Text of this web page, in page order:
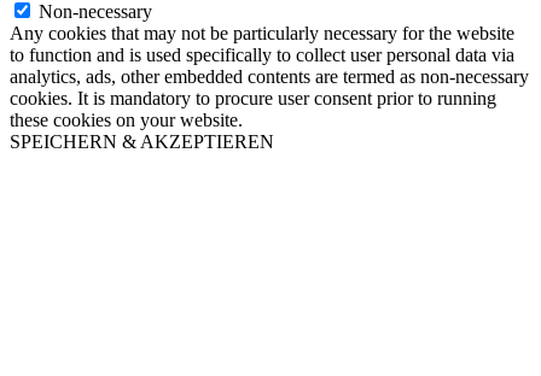
Non-necessary
Any cookies that may not be particularly necessary for the website
to function and is used specifically to collect user personal data via
analytics, ads, other embedded contents are termed as non-necessary
cookies. It is mandatory to procure user consent prior to running
these cookies on your website.
SPEICHERN & AKZEPTIEREN